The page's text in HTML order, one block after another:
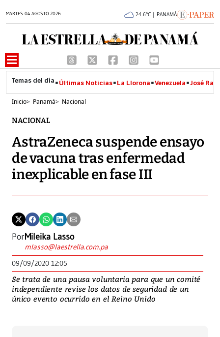
MARTES 04 AGOSTO 2026 24.6°C | PANAMÁ
Últimas Noticias La Llorona Venezuela José
Inicio> Panamá> Nacional
NACIONAL
AstraZeneca suspende ensayo
de vacuna tras enfermedad
inexplicable en fase III
PorMileika Lasso
mlasso@laestrella.com.pa
09/09/2020 12:05
Se trata de una pausa voluntaria para que un comité
independiente revise los datos de seguridad de un
único evento ocurrido en el Reino Unido